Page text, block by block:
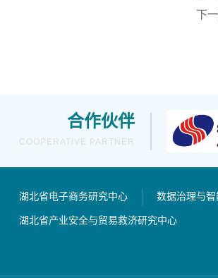
下
合作伙伴
COOPERATIVE PARTNER
湖北省电子商务研究中心 数据治理与
湖北省产业安全与贸易救济研究中心